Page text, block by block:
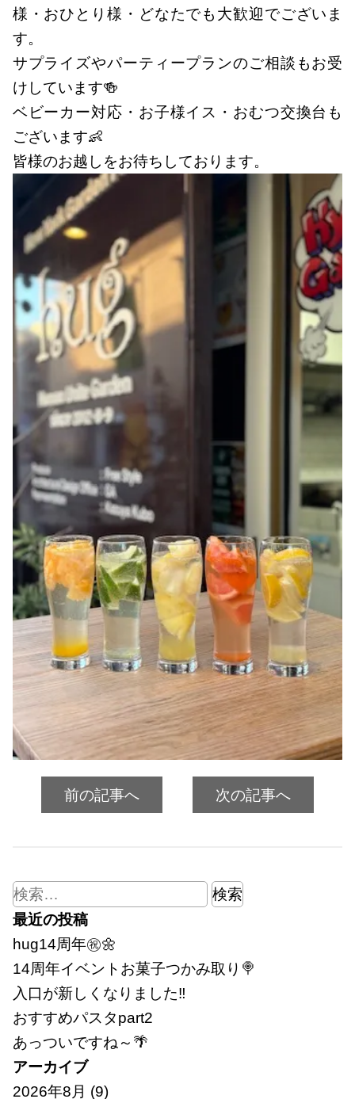
様・おひとり様・どなたでも大歓迎でございま
す。
サプライズやパーティープランのご相談もお受
けしています🍻
ベビーカー対応・お子様イス・おむつ交換台も
ございます👶
皆様のお越しをお待ちしております。
前の記事へ 次の記事へ
検
索:
最近の投稿
hug14周年㊗🌼
14周年イベントお菓子つかみ取り🍭
入口が新しくなりました‼
おすすめパスタpart2
あっついですね～🌴
アーカイブ
2026年8月 (9)